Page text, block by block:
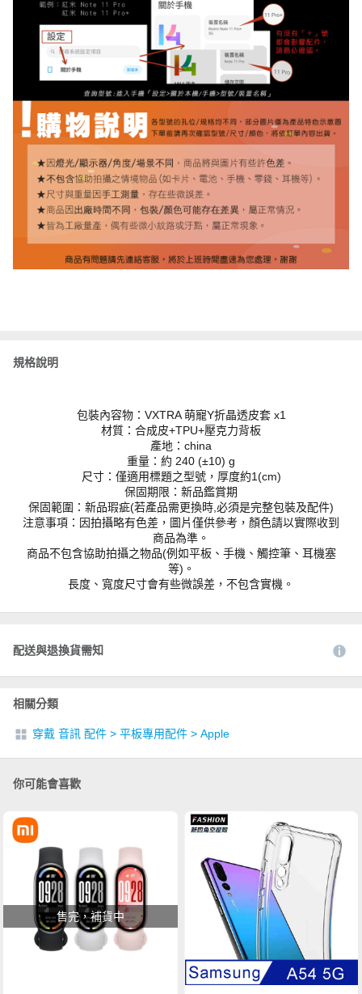
規格說明
包裝內容物：VXTRA 萌寵Y折晶透皮套 x1
材質：合成皮+TPU+壓克力背板
產地：china
重量：約 240 (±10) g
尺寸：僅適用標題之型號，厚度約1(cm)
保固期限：新品鑑賞期
保固範圍：新品瑕疵(若產品需更換時,必須是完整包裝及配件)
注意事項：因拍攝略有色差，圖片僅供參考，顏色請以實際收到
商品為準。
商品不包含協助拍攝之物品(例如平板、手機、觸控筆、耳機塞
等)。
長度、寬度尺寸會有些微誤差，不包含實機。
配送與退換貨需知
相關分類
穿戴 音訊 配件 > 平板專用配件 > Apple
你可能會喜歡
售完，補貨中